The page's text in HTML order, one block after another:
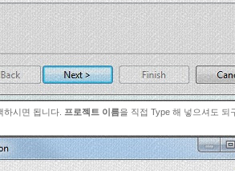
시면 됩니다. 프로젝트 이름을 직접 Type 해 넣으셔도 되